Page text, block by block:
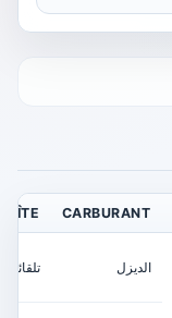
CARBURANT
الديزل تلقائي